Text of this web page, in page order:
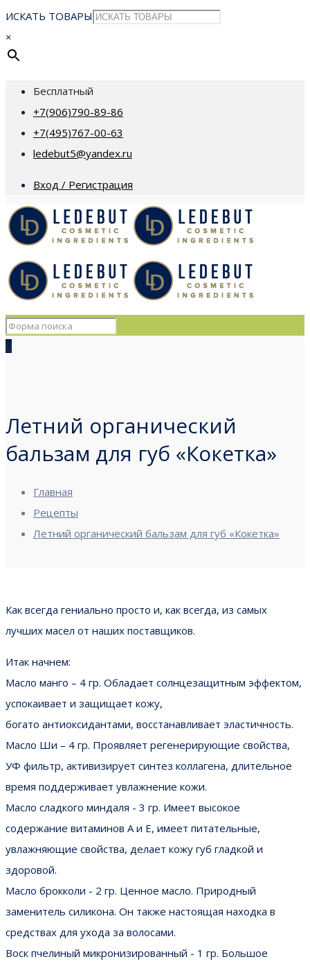
ИСКАТЬ ТОВАРЫ
×
Бесплатный
+7(906)790-89-86
+7(495)767-00-63
ledebut5@yandex.ru
Вход / Регистрация
0
Летний органический
бальзам для губ «Кокетка»
Главная
Рецепты
Летний органический бальзам для губ «Кокетка»
Как всегда гениально просто и, как всегда, из самых
лучших масел от наших поставщиков.
Итак начнем:
Масло манго – 4 гр. Обладает солнцезащитным эффектом,
успокаивает и защищает кожу,
богато антиоксидантами, восстанавливает эластичность.
Масло Ши – 4 гр. Проявляет регенерирующие свойства,
УФ фильтр, активизирует синтез коллагена, длительное
время поддерживает увлажнение кожи.
Масло сладкого миндаля - 3 гр. Имеет высокое
содержание витаминов А и Е, имеет питательные,
увлажняющие свойства, делает кожу губ гладкой и
здоровой.
Масло брокколи - 2 гр. Ценное масло. Природный
заменитель силикона. Он также настоящая находка в
средствах для ухода за волосами.
Воск пчелиный микронизированный - 1 гр. Большое